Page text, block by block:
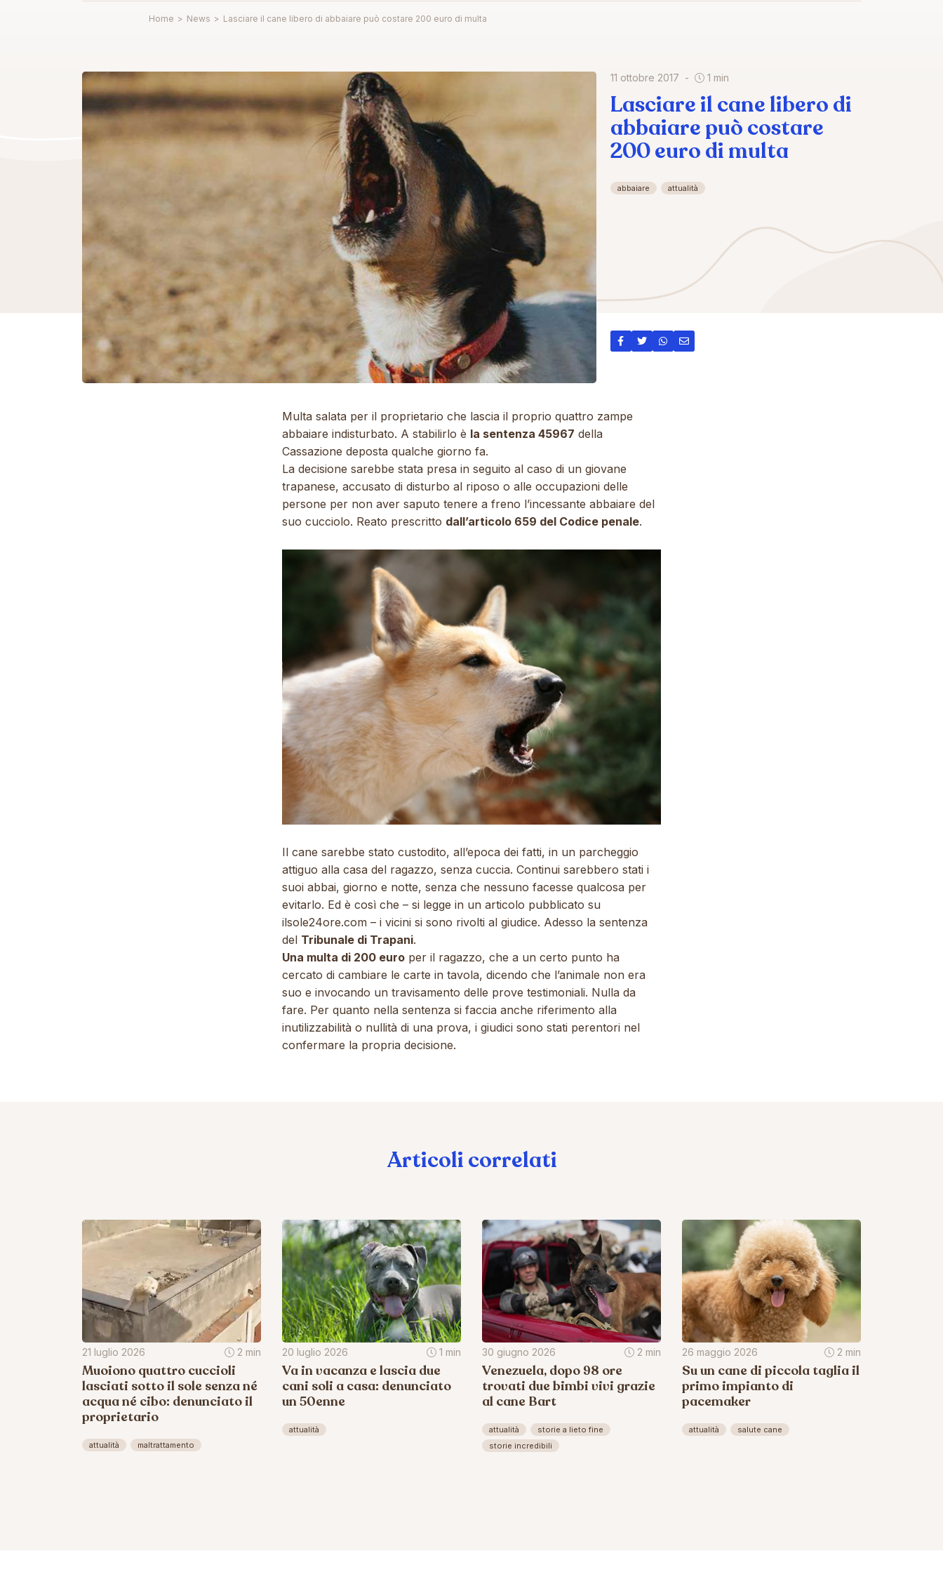
Home > News > Lasciare il cane libero di abbaiare può costare 200 euro di multa
11 ottobre 2017 1 min
Lasciare il cane libero di
abbaiare può costare
200 euro di multa
abbaiare attualità
Multa salata per il proprietario che lascia il proprio quattro zampe
abbaiare indisturbato. A stabilirlo è la sentenza 45967 della
Cassazione deposta qualche giorno fa.
La decisione sarebbe stata presa in seguito al caso di un giovane
trapanese, accusato di disturbo al riposo o alle occupazioni delle
persone per non aver saputo tenere a freno l’incessante abbaiare del
suo cucciolo. Reato prescritto dall’articolo 659 del Codice penale.
Il cane sarebbe stato custodito, all’epoca dei fatti, in un parcheggio
attiguo alla casa del ragazzo, senza cuccia. Continui sarebbero stati i
suoi abbai, giorno e notte, senza che nessuno facesse qualcosa per
evitarlo. Ed è così che – si legge in un articolo pubblicato su
ilsole24ore.com – i vicini si sono rivolti al giudice. Adesso la sentenza
del Tribunale di Trapani.
Una multa di 200 euro per il ragazzo, che a un certo punto ha
cercato di cambiare le carte in tavola, dicendo che l’animale non era
suo e invocando un travisamento delle prove testimoniali. Nulla da
fare. Per quanto nella sentenza si faccia anche riferimento alla
inutilizzabilità o nullità di una prova, i giudici sono stati perentori nel
confermare la propria decisione.
Articoli correlati
21 luglio 2026 2 min
Muoiono quattro cuccioli
lasciati sotto il sole senza né
acqua né cibo: denunciato il
proprietario
attualità maltrattamento
20 luglio 2026 1 min
Va in vacanza e lascia due
cani soli a casa: denunciato
un 50enne
attualità
30 giugno 2026 2 min
Venezuela, dopo 98 ore
trovati due bimbi vivi grazie
al cane Bart
attualità
storie a lieto fine
storie incredibili
26 maggio 2026 2 min
Su un cane di piccola taglia il
primo impianto di
pacemaker
attualità salute cane